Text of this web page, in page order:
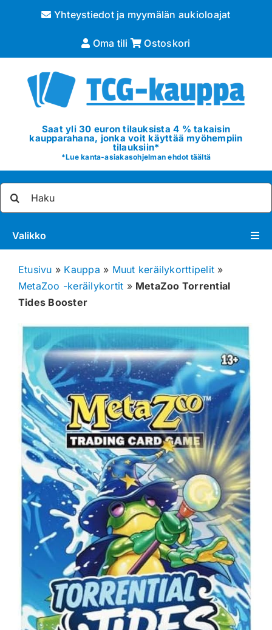
Yhteystiedot ja myymälän aukioloajat
Oma tili Ostoskori
Saat yli 30 euron tilauksista 4 % takaisin
kaupparahana, jonka voit käyttää myöhempiin
tilauksiin*
*Lue kanta-asiakasohjelman ehdot täältä
Valikko
Pokémon
Muut keräilykortit
Tarvikkeet
Blind Boksit
Ennakot
Greidatut kortit
Irtokortit
Rip & Ship
Greidauspalvelu
Etusivu » Kauppa » Muut keräilykorttipelit »
MetaZoo -keräilykortit » MetaZoo Torrential
Tides Booster